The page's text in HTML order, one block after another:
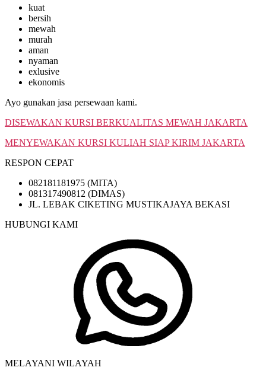
kuat
bersih
mewah
murah
aman
nyaman
exlusive
ekonomis
Ayo gunakan jasa persewaan kami.
DISEWAKAN KURSI BERKUALITAS MEWAH JAKARTA
MENYEWAKAN KURSI KULIAH SIAP KIRIM JAKARTA
RESPON CEPAT
082181181975 (MITA)
081317490812 (DIMAS)
JL. LEBAK CIKETING MUSTIKAJAYA BEKASI
HUBUNGI KAMI
MELAYANI WILAYAH